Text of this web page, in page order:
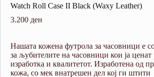
Watch Roll Case II Black (Waxy Leather)
3.200 ден
Нашата кожена футрола за часовници е
за љубителите на часовници кои ја ценат
изработка и квалитетот. Изработена од
кожа, со мек внатрешен дел кој ги штити